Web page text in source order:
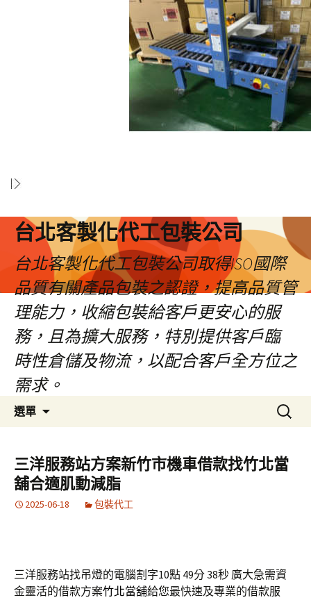
台北客製化代工包裝公司
台北客製化代工包裝公司取得ISO國際
品質有關產品包裝之認證，提高品質管
理能力，收縮包裝給客戶更安心的服
務，且為擴大服務，特別提供客戶臨
時性倉儲及物流，以配合客戶全方位之
需求。
選單
容
區
搜
尋
鍵
字:
三洋服務站方案新竹市機車借款找竹北當
舖合適肌動減脂
2025-06-18 包裝代工
三洋服務站找吊燈的電腦割字10點 49分 38秒 廣大急需資
金靈活的借款方案竹北當舖給您最快速及專業的借款服